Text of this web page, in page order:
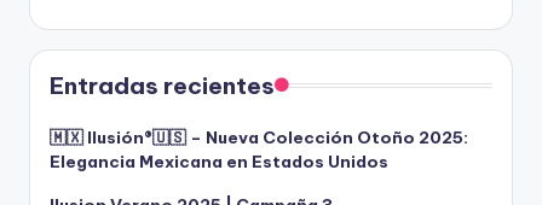
Entradas recientes
🇲🇽 Ilusión®️🇺🇸 – Nueva Colección Otoño 2025:
Elegancia Mexicana en Estados Unidos